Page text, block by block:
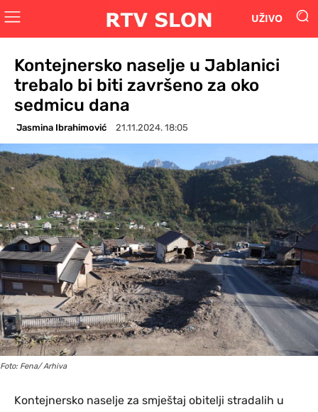
UŽIVO
Kontejnersko naselje u Jablanici
trebalo bi biti završeno za oko
sedmicu dana
Jasmina Ibrahimović 21.11.2024. 18:05
Foto: Fena/ Arhiva
Kontejnersko naselje za smještaj obitelji stradalih u